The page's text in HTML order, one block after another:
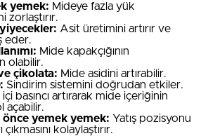
yemek: Mideye fazla yük
zorlaştırır.
Asit üretimini artırır ve
eder.
Mide kapakçığının
olabilir.
çikolata: Mide asidini artırabilir.
Sindirim sistemini doğrudan etkiler.
içi basıncı artırarak mide içeriğinin
açabilir.
yemek yemek: Yatış pozisyonu
kolaylaştırır.